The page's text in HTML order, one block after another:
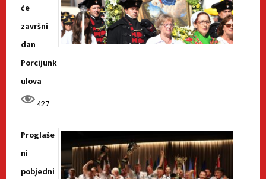
će
završni
dan
Porcijunk
ulova
427
Proglaše
ni
pobjedni